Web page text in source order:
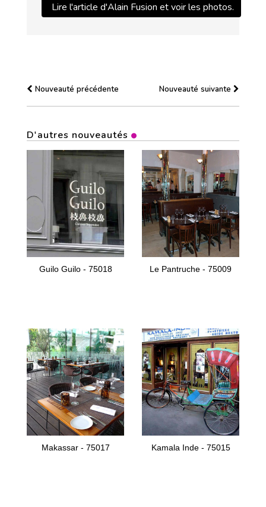
Lire l'article d'Alain Fusion et voir les photos.
Nouveauté précédente Nouveauté suivante
D'autres nouveautés
Guilo Guilo - 75018 Le Pantruche - 75009
Makassar - 75017 Kamala Inde - 75015